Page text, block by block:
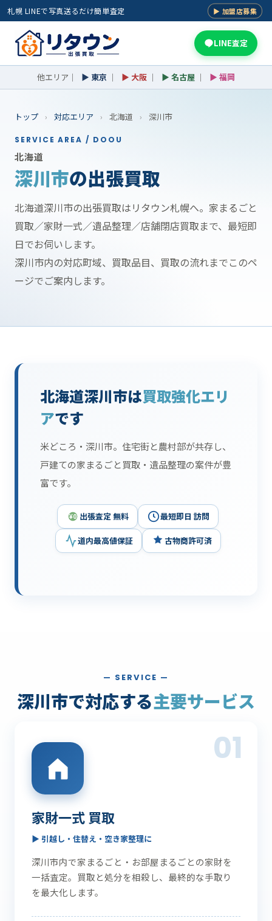
札幌 LINEで写真送るだけ簡単査定 ▶ 加盟店募集
LINE査定
他エリア｜ ▶ 東京 ｜ ▶ 大阪 ｜ ▶ 名古屋 ｜ ▶ 福岡
トップ › 対応エリア › 北海道 › 深川市
SERVICE AREA / DOOU
北海道
深川市の出張買取
北海道深川市の出張買取はリタウン札幌へ。家まるごと
買取／家財一式／遺品整理／店舗閉店買取まで、最短即
日でお伺いします。
深川市内の対応町域、買取品目、買取の流れまでこのペ
ージでご案内します。
北海道深川市は買取強化エリ
アです
米どころ・深川市。住宅街と農村部が共存し、
戸建ての家まるごと買取・遺品整理の案件が豊
富です。
¥0 出張査定 無料 最短即日 訪問
道内最高値保証 古物商許可済
— SERVICE —
深川市で対応する主要サービス
01
家財一式 買取
▶ 引越し・住替え・空き家整理に
深川市内で家まるごと・お部屋まるごとの家財を
一括査定。買取と処分を相殺し、最終的な手取り
を最大化します。